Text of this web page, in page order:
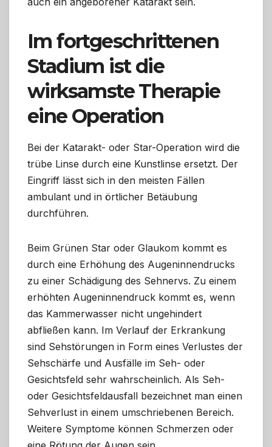
Im fortgeschrittenen
Stadium ist die
wirksamste Therapie
eine Operation
Bei der Katarakt- oder Star-Operation wird die
trübe Linse durch eine Kunstlinse ersetzt. Der
Eingriff lässt sich in den meisten Fällen
ambulant und in örtlicher Betäubung
durchführen.
Beim Grünen Star oder Glaukom kommt es
durch eine Erhöhung des Augeninnendrucks
zu einer Schädigung des Sehnervs. Zu einem
erhöhten Augeninnendruck kommt es, wenn
das Kammerwasser nicht ungehindert
abfließen kann. Im Verlauf der Erkrankung
sind Sehstörungen in Form eines Verlustes der
Sehschärfe und Ausfälle im Seh- oder
Gesichtsfeld sehr wahrscheinlich. Als Seh-
oder Gesichtsfeldausfall bezeichnet man einen
Sehverlust in einem umschriebenen Bereich.
Weitere Symptome können Schmerzen oder